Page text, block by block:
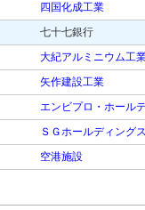
四国化成工業
七十七銀行
大紀アルミニウム工
矢作建設工業
エンビプロ・ホール
ＳＧホールディング
空港施設